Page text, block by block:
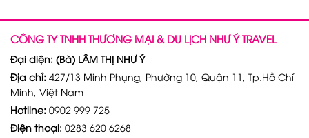
CÔNG TY TNHH THƯƠNG MẠI & DU LỊCH NHƯ Ý TRAVEL
Đại diện: (Bà) LÂM THỊ NHƯ Ý
Địa chỉ: 427/13 Minh Phụng, Phường 10, Quận 11, Tp.Hồ Chí
Minh, Việt Nam
Hotline: 0902 999 725
Điện thoại: 0283 620 6268